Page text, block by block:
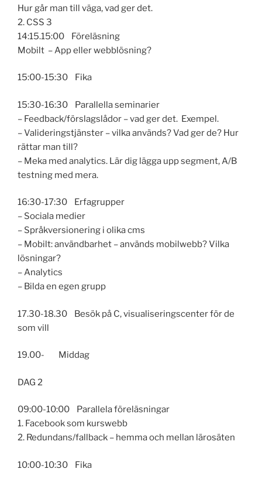
Hur går man till väga, vad ger det.
2. CSS 3
14:15.15:00 Föreläsning
Mobilt – App eller webblösning?
15:00-15:30 Fika
15:30-16:30 Parallella seminarier
– Feedback/förslagslådor – vad ger det. Exempel.
– Valideringstjänster – vilka används? Vad ger de? Hur
rättar man till?
– Meka med analytics. Lär dig lägga upp segment, A/B
testning med mera.
16:30-17:30 Erfagrupper
– Sociala medier
– Språkversionering i olika cms
– Mobilt: användbarhet – används mobilwebb? Vilka
lösningar?
– Analytics
– Bilda en egen grupp
17.30-18.30 Besök på C, visualiseringscenter för de
som vill
19.00- Middag
DAG 2
09:00-10:00 Parallela föreläsningar
1. Facebook som kurswebb
2. Redundans/fallback – hemma och mellan lärosäten
10:00-10:30 Fika